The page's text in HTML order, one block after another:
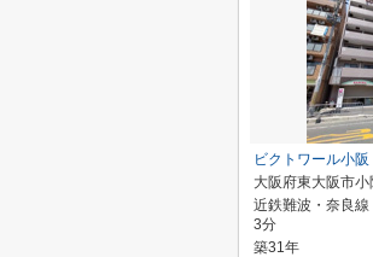
ビクトワール小阪
大阪府東大阪市小
近鉄難波・奈良
3分
築31年